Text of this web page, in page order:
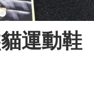
貓運動鞋